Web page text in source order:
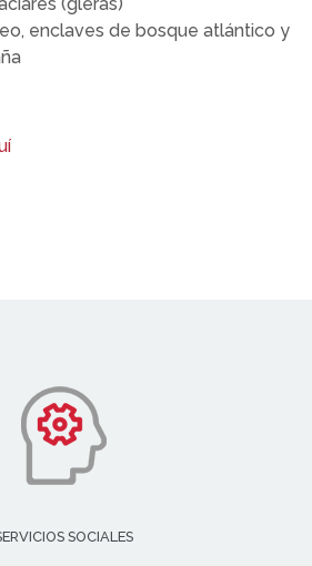
(gleras)
enclaves de bosque atlántico y
SOCIALES